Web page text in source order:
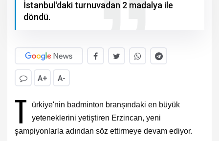
İstanbul'daki turnuvadan 2 madalya ile
döndü.
A+ A-
T
ürkiye'nin badminton branşındaki en büyük
yeteneklerini yetiştiren Erzincan, yeni
şampiyonlarla adından söz ettirmeye devam ediyor.